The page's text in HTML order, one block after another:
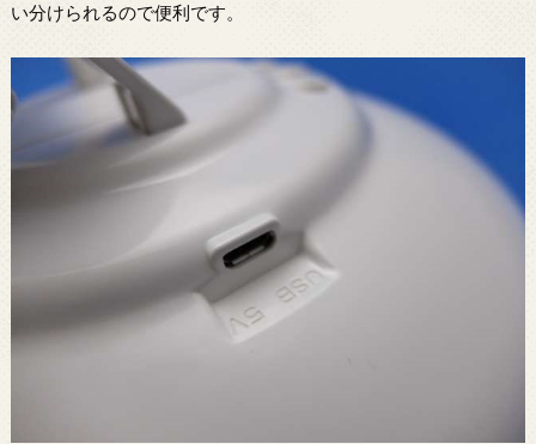
い分けられるので便利です。